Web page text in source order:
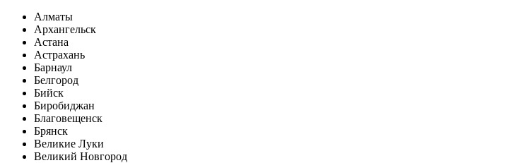
Алматы
Архангельск
Астана
Астрахань
Барнаул
Белгород
Бийск
Биробиджан
Благовещенск
Брянск
Великие Луки
Великий Новгород